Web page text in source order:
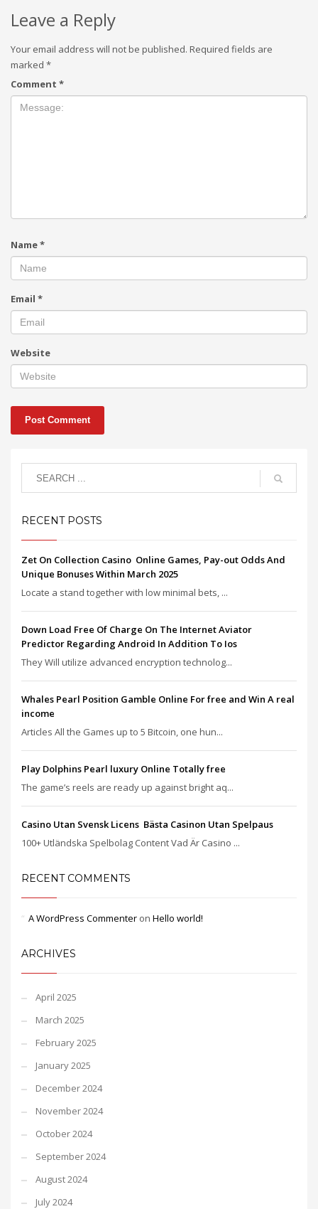
Leave a Reply
Your email address will not be published. Required fields are
marked *
Comment *
Name*
Email *
Website
RECENT POSTS
Zet On Collection Casino ️ Online Games, Pay-out Odds And
Unique Bonuses Within March 2025
Locate a stand together with low minimal bets, ...
Down Load Free Of Charge On The Internet Aviator
Predictor Regarding Android In Addition To Ios
They Will utilize advanced encryption technolog...
Whales Pearl Position Gamble Online For free and Win A real
income
Articles All the Games up to 5 Bitcoin, one hun...
Play Dolphins Pearl luxury Online Totally free
The game’s reels are ready up against bright aq...
Casino Utan Svensk Licens ️ Bästa Casinon Utan Spelpaus
100+ Utländska Spelbolag Content Vad Är Casino ...
RECENT COMMENTS
A WordPress Commenter on Hello world!
ARCHIVES
April 2025
March 2025
February 2025
January 2025
December 2024
November 2024
October 2024
September 2024
August 2024
July 2024